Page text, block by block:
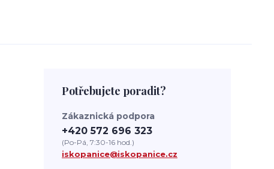
Potřebujete poradit?
Zákaznická podpora
+420 572 696 323
(Po-Pá, 7:30-16 hod.)
iskopanice@iskopanice.cz